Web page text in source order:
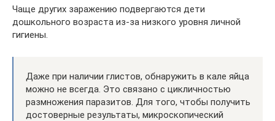
Чаще других заражению подвергаются дети
дошкольного возраста из-за низкого уровня личной
гигиены.
Даже при наличии глистов, обнаружить в кале яйца
можно не всегда. Это связано с цикличностью
размножения паразитов. Для того, чтобы получить
достоверные результаты, микроскопический